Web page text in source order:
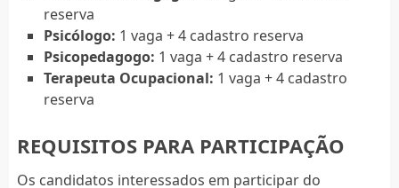
reserva
Psicólogo: 1 vaga + 4 cadastro reserva
Psicopedagogo: 1 vaga + 4 cadastro reserva
Terapeuta Ocupacional: 1 vaga + 4 cadastro
reserva
REQUISITOS PARA PARTICIPAÇÃO
Os candidatos interessados em participar do